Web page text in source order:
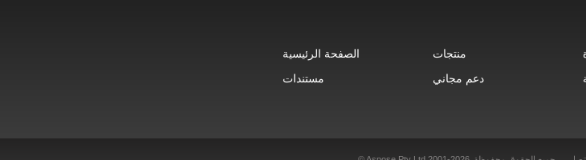
الصفحة الرئيسية منتجات
مستندات
دعم مجاني